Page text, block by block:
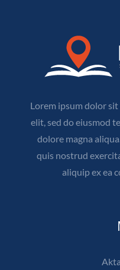
Lorem ipsum dolor
elit, sed do eiusmod
dolore magna
quis nostrud
aliquip ex ea